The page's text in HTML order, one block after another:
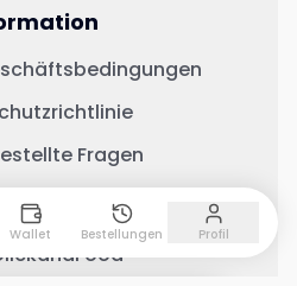
Fragen
Links
Wallet Bestellungen Profil